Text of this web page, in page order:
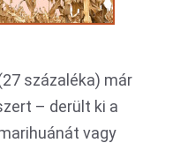
százaléka) már
– derült ki a
vagy